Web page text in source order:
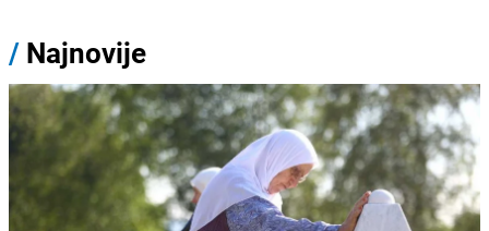
/ Najnovije